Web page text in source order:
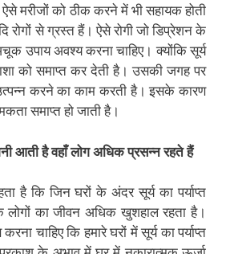
मरीजों को ठीक करने में भी सहायक होती
रोगों से ग्रस्त हैं। ऐसे रोगी जो डिप्रेशन के
उपाय अवश्य करना चाहिए। क्योंकि सूर्य
को समाप्त कर देती है। उसकी जगह पर
करने का काम करती है। इसके कारण
समाप्त हो जाती है।
आती है वहाँ लोग अधिक प्रसन्न रहते हैं
है कि जिन घरों के अंदर सूर्य का पर्याप्त
लोगों का जीवन अधिक खुशहाल रहता है।
चाहिए कि हमारे घरों में सूर्य का पर्याप्त